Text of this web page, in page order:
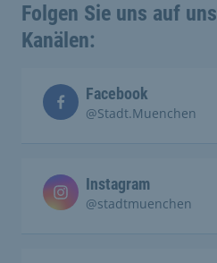
Folgen Sie uns auf
Kanälen:
Facebook
@Stadt.Muenchen
Instagram
@stadtmuenchen